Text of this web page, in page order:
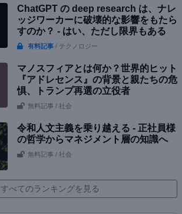
ChatGPT の deep research は、ナレ
ッジワーカーに破壊的な影響をもたら
すのか？ - はい、ただし限界もある
有料記事 / テクノロジー
マノスフィアとは何か？世界的ヒット
『アドレセンス』の背景と親たちの危
惧、トランプ再選の立役者
無料記事 / 社会
令和人文主義を乗り越える - 正社員様
の哲学からマネジメント層の知識へ
無料記事 / 社会
すべてのランキングを見る